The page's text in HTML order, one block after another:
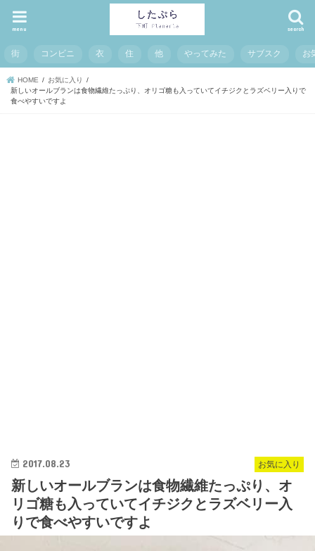
search
menu
街 コンビニ 衣 住 他 やってみた サブスク お
HOME
お気に入り
新しいオールブランは食物繊維たっぷり、オリゴ糖も入っていてイチジクとラズベリー入りで
食べやすいですよ
お気に入り
2017.08.23
新しいオールブランは食物繊維たっぷり、オ
リゴ糖も入っていてイチジクとラズベリー入
りで食べやすいですよ